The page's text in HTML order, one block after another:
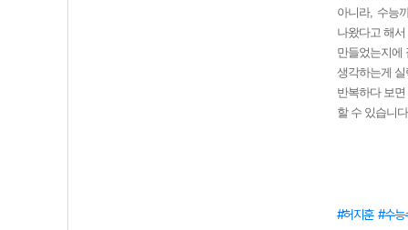
아니라, 수능
나왔다고 해
만들었는지에
생각하는게
반복하다 보
할 수 있습니다
허지훈 수능